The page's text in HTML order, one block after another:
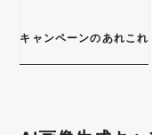
キャンペーンのあれこれ